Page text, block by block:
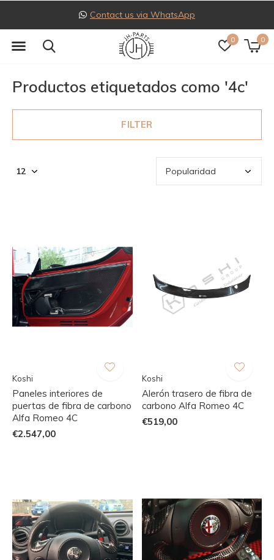
0 0
Contact us via WhatsApp
Productos etiquetados como '4c'
FILTER
Koshi
Paneles interiores de
puertas de fibra de carbono
Alfa Romeo 4C
€2.547,00
Koshi
Alerón trasero de fibra de
carbono Alfa Romeo 4C
€519,00